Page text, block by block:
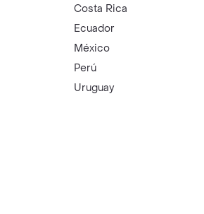
Costa Rica
Ecuador
México
Perú
Uruguay